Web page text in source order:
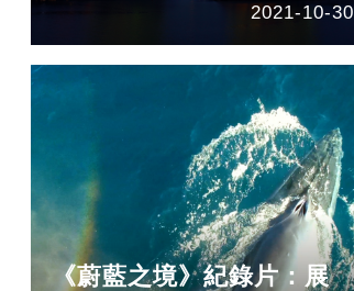
2021-10-30
《蔚藍之境》紀錄片：展